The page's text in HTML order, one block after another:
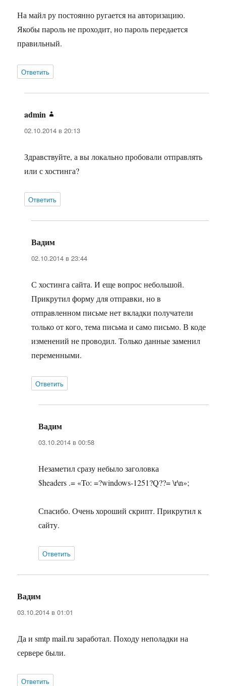
На майл ру постоянно ругается на авторизацию.
Якобы пароль не проходит, но пароль передается
правильный.
Ответить
admin
02.10.2014 в 20:13
Здравствуйте, а вы локально пробовали отправлять
или с хостинга?
Ответить
Вадим
02.10.2014 в 23:44
С хостинга сайта. И еще вопрос небольшой.
Прикрутил форму для отправки, но в
отправленном письме нет вкладки получатели
только от кого, тема письма и само письмо. В коде
изменений не проводил. Только данные заменил
переменными.
Ответить
Вадим
03.10.2014 в 00:58
Незаметил сразу небыло заголовка
$headers .= «To: =?windows-1251?Q??= \r\n»;
Спасибо. Очень хороший скрипт. Прикрутил к
сайту.
Ответить
Вадим
03.10.2014 в 01:01
Да и smtp mail.ru заработал. Походу неполадки на
сервере были.
Ответить